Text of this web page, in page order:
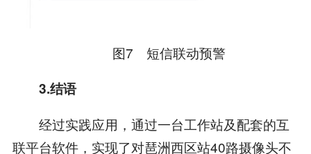
图7 短信联动预警
3.结语
经过实践应用，通过一台工作站及配套的互
联平台软件，实现了对琶洲西区站40路摄像头不